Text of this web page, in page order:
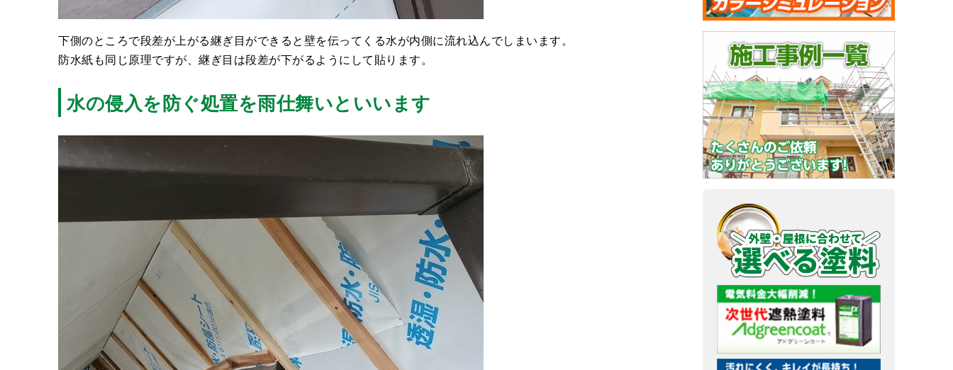
下側のところで段差が上がる継ぎ目ができると壁を伝ってくる水が内側に流れ込んでしまいます。
防水紙も同じ原理ですが、継ぎ目は段差が下がるようにして貼ります。
水の侵入を防ぐ処置を雨仕舞いといいます